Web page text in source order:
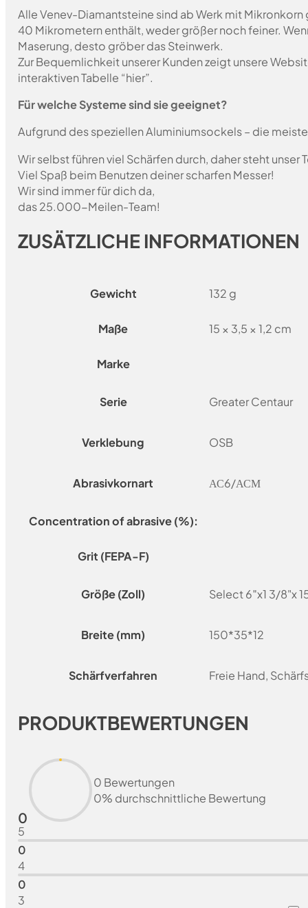
Alle Venev-Diamantsteine sind ab Werk mit
40 Mikrometern enthält, weder größer noch feiner.
Maserung, desto gröber das Steinwerk.
Zur Bequemlichkeit unserer Kunden zeigt unsere
interaktiven Tabelle “hier”.
Für welche Systeme sind sie geeignet?
Aufgrund des speziellen Aluminiumsockels – die
Wir selbst führen viel Schärfen durch, daher steht
Viel Spaß beim Benutzen deiner scharfen Messer!
Wir sind immer für dich da,
das 25.000-Meilen-Team!
ZUSÄTZLICHE INFORMATIONEN
Gewicht 132 g
Maße 15 × 3,5 × 1,2 cm
Marke
Serie Greater Centaur
Verklebung OSB
Abrasivkornart АС6/АСМ
Concentration of abrasive (%):
Grit (FEPA-F)
Größe (Zoll) Select 6″x1 3/8"x
Breite (mm) 150*35*12
Schärfverfahren Freie Hand,
PRODUKTBEWERTUNGEN
0
0 Bewertungen
0% durchschnittliche Bewertung
5
0
4
0
3